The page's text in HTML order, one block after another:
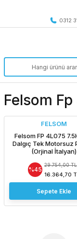
0312
Felsom
FELSOM
Felsom FP 4L075
Dalgıç Tek Motorsuz
(Orjinal İtalyan)
%45
29.754,00 TL
16.364,70
Sepete Ekle